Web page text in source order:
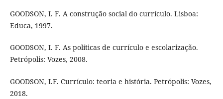
GOODSON, I. F. A construção social do currículo. Lisboa:
Educa, 1997.
GOODSON, I. F. As políticas de currículo e escolarização.
Petrópolis: Vozes, 2008.
GOODSON, I.F. Currículo: teoria e história. Petrópolis: Vozes,
2018.